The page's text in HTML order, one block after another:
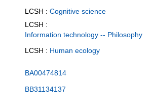
LCSH : Cognitive science
LCSH :
Information technology -- Philosophy
LCSH : Human ecology
BA00474814
BB31134137